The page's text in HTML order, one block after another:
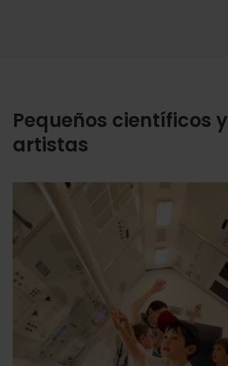
Pequeños científicos y
artistas